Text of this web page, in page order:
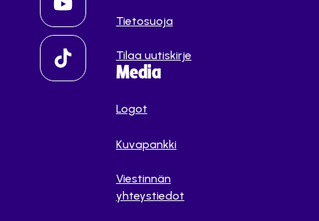
Tietosuoja
Tilaa uutiskirje
Media
Logot
Kuvapankki
Viestinnän
yhteystiedot